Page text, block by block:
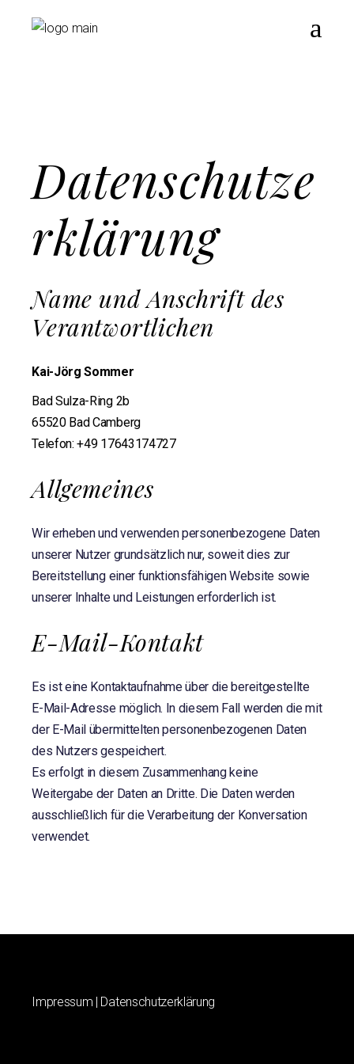
Datenschutze
rklärung
Name und Anschrift des
Verantwortlichen
Kai-Jörg Sommer
Bad Sulza-Ring 2b
65520 Bad Camberg
Telefon: +49 17643174727
Allgemeines
Wir erheben und verwenden personenbezogene Daten
unserer Nutzer grundsätzlich nur, soweit dies zur
Bereitstellung einer funktionsfähigen Website sowie
unserer Inhalte und Leistungen erforderlich ist.
E-Mail-Kontakt
Es ist eine Kontaktaufnahme über die bereitgestellte
E-Mail-Adresse möglich. In diesem Fall werden die mit
der E-Mail übermittelten personenbezogenen Daten
des Nutzers gespeichert.
Es erfolgt in diesem Zusammenhang keine
Weitergabe der Daten an Dritte. Die Daten werden
ausschließlich für die Verarbeitung der Konversation
verwendet.
Impressum | Datenschutzerklärung